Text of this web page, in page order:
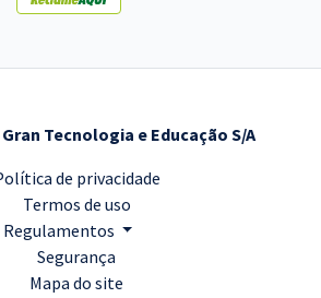
Gran Tecnologia e Educação S/A
de privacidade
Termos de uso
Regulamentos
Segurança
Mapa do site